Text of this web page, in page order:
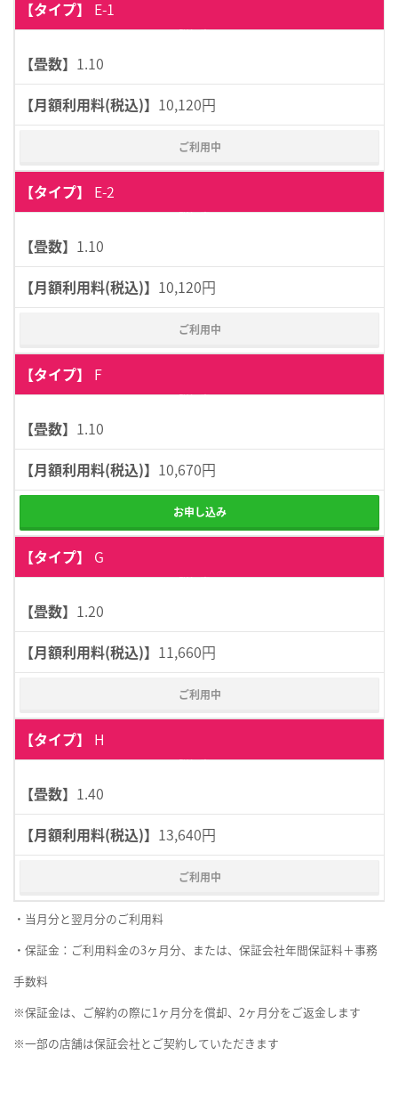
E-1
詳細表示
1.10
10,120円
ご利用中
E-2
詳細表示
1.10
10,120円
ご利用中
F
詳細表示
1.10
10,670円
お申し込み
G
詳細表示
1.20
11,660円
ご利用中
H
詳細表示
1.40
13,640円
ご利用中
・当月分と翌月分のご利用料
・保証金：ご利用料金の3ヶ月分、または、保証会社年間保証料＋事務
手数料
※保証金は、ご解約の際に1ヶ月分を償却、2ヶ月分をご返金します
※一部の店舗は保証会社とご契約していただきます